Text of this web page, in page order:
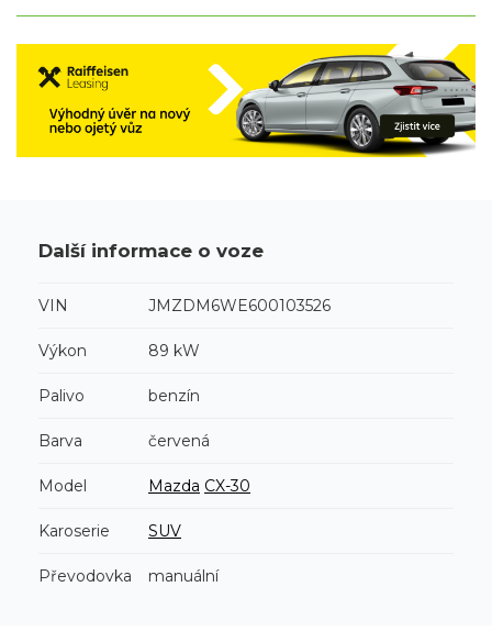
Další informace o voze
VIN JMZDM6WE600103526
Výkon 89 kW
Palivo benzín
Barva červená
Model Mazda CX-30
Karoserie SUV
Převodovka manuální